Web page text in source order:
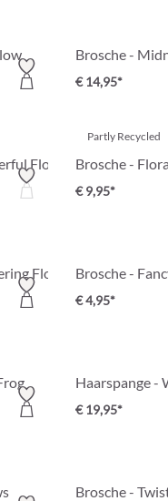
Brosche -
€ 14,95*
Flower
Partly Recycled
Brosche -
€ 9,95*
FlowersBrosche -
€ 4,95*
Haarspange -
€ 19,95*
Brosche -